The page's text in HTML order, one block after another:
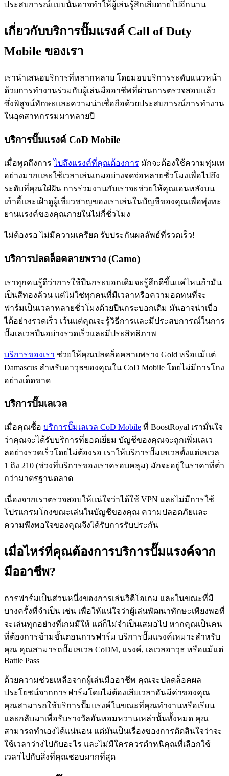
ประสบการณ์แบบนั้นอาจทำให้ผู้เล่นรู้สึกเสียดายไปอีกนาน
เกี่ยวกับบริการปั๊มแรงค์ Call of Duty
Mobile ของเรา
เรานำเสนอบริการที่หลากหลาย โดยมอบบริการระดับแนวหน้า
ด้วยการทำงานร่วมกับผู้เล่นมืออาชีพที่ผ่านการตรวจสอบแล้ว
ซึ่งพิสูจน์ทักษะและความน่าเชื่อถือด้วยประสบการณ์การทำงาน
ในอุตสาหกรรมมาหลายปี
บริการปั๊มแรงค์ CoD Mobile
เมื่อพูดถึงการไปถึงแรงค์ที่คุณต้องการ มักจะต้องใช้ความทุ่มเท
อย่างมากและใช้เวลาเล่นเกมอย่างจดจ่อหลายชั่วโมงเพื่อไปถึง
ระดับที่คุณใฝ่ฝัน การร่วมงานกับเราจะช่วยให้คุณเอนหลังบน
เก้าอี้และเฝ้าดูผู้เชี่ยวชาญของเราเล่นในบัญชีของคุณเพื่อพุ่งทะ
ยานแรงค์ของคุณภายในไม่กี่ชั่วโมง
ไม่ต้องรอ ไม่มีความเครียด รับประกันผลลัพธ์ที่รวดเร็ว!
บริการปลดล็อคลายพราง (Camo)
เราทุกคนรู้ดีว่าการใช้ปืนกระบอกเดิมจะรู้สึกดีขึ้นแค่ไหนถ้ามัน
เป็นสีทองล้วน แต่ไม่ใช่ทุกคนที่มีเวลาหรือความอดทนที่จะ
ฟาร์มเป็นเวลาหลายชั่วโมงด้วยปืนกระบอกเดิม มันอาจน่าเบื่อ
ได้อย่างรวดเร็ว เว้นแต่คุณจะรู้วิธีการและมีประสบการณ์ในการ
ปั๊มเลเวลปืนอย่างรวดเร็วและมีประสิทธิภาพ
บริการของเรา ช่วยให้คุณปลดล็อคลายพราง Gold หรือแม้แต่
Damascus สำหรับอาวุธของคุณใน CoD Mobile โดยไม่มีการโกง
อย่างเด็ดขาด
บริการปั๊มเลเวล
เมื่อคุณซื้อ บริการปั๊มเลเวล CoD Mobile ที่ BoostRoyal เรามั่นใจ
ว่าคุณจะได้รับบริการที่ยอดเยี่ยม บัญชีของคุณจะถูกเพิ่มเลเว
ลอย่างรวดเร็วโดยไม่ต้องรอ เราให้บริการปั๊มเลเวลตั้งแต่เลเวล
1 ถึง 210 (ช่วงที่บริการของเราครอบคลุม) มักจะอยู่ในราคาที่ต่ำ
กว่ามาตรฐานตลาด
เนื่องจากเราตรวจสอบให้แน่ใจว่าได้ใช้ VPN และไม่มีการใช้
โปรแกรมโกงขณะเล่นในบัญชีของคุณ ความปลอดภัยและ
ความพึงพอใจของคุณจึงได้รับการรับประกัน
เมื่อไหร่ที่คุณต้องการบริการปั๊มแรงค์จาก
มืออาชีพ?
การฟาร์มเป็นส่วนหนึ่งของการเล่นวิดีโอเกม และในขณะที่มี
บางครั้งที่จำเป็น เช่น เพื่อให้แน่ใจว่าผู้เล่นพัฒนาทักษะเพียงพอที่
จะเล่นทุกอย่างที่เกมมีให้ แต่ก็ไม่จำเป็นเสมอไป หากคุณเป็นคน
ที่ต้องการข้ามขั้นตอนการฟาร์ม บริการปั๊มแรงค์เหมาะสำหรับ
คุณ คุณสามารถปั๊มเลเวล CoDM, แรงค์, เลเวลอาวุธ หรือแม้แต่
Battle Pass
ด้วยความช่วยเหลือจากผู้เล่นมืออาชีพ คุณจะปลดล็อคผล
ประโยชน์จากการฟาร์มโดยไม่ต้องเสียเวลาอันมีค่าของคุณ
คุณสามารถใช้บริการปั๊มแรงค์ในขณะที่คุณทำงานหรือเรียน
และกลับมาเพื่อรับรางวัลอันหอมหวานเหล่านั้นทั้งหมด คุณ
สามารถทำเองได้แน่นอน แต่มันเป็นเรื่องของการตัดสินใจว่าจะ
ใช้เวลาว่างไปกับอะไร และไม่มีใครควรตำหนิคุณที่เลือกใช้
เวลาไปกับสิ่งที่คุณชอบมากที่สุด